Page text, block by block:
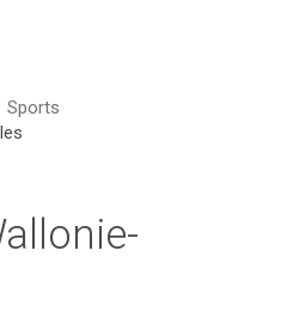
Sports